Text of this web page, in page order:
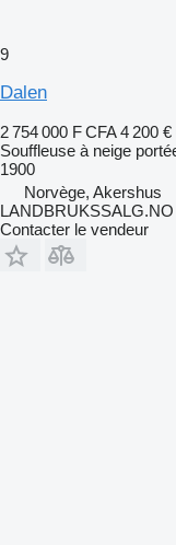
9
Dalen
2 754 000 F CFA 4 200 €
Souffleuse à neige
1900
Norvège, Akershus
Contacter le vendeur